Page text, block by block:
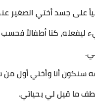
جسد أختي الصغير
كنا أطفالاً
سنكون أنا وأختي أول
ما قيل لي بحياتي.